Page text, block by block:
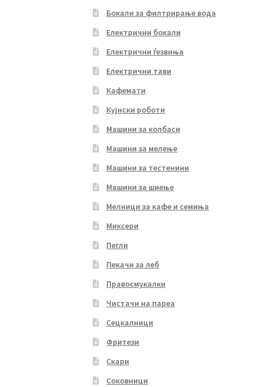
Бокали за филтрирање вода
Електрични бокали
Електрични ѓезвиња
Електрични тави
Кафемати
Кујнски роботи
Машини за колбаси
Машини за мелење
Машини за тестенини
Машини за шиење
Мелници за кафе и семиња
Миксери
Пегли
Пекачи за леб
Правосмукалки
Чистачи на пареа
Сецкалници
Фритези
Скари
Соковници